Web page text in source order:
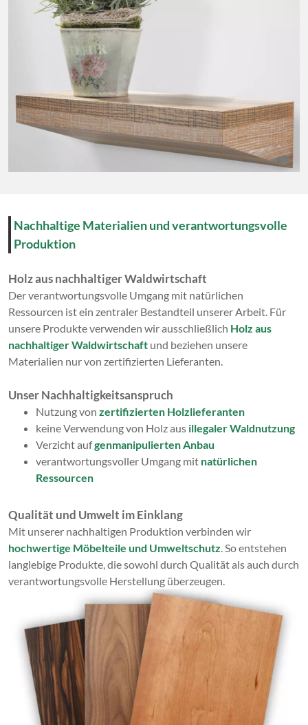
Nachhaltige Materialien und verantwortungsvolle
Produktion
Holz aus nachhaltiger Waldwirtschaft
Der verantwortungsvolle Umgang mit natürlichen
Ressourcen ist ein zentraler Bestandteil unserer Arbeit. Für
unsere Produkte verwenden wir ausschließlich Holz aus
nachhaltiger Waldwirtschaft und beziehen unsere
Materialien nur von zertifizierten Lieferanten.
Unser Nachhaltigkeitsanspruch
Nutzung von zertifizierten Holzlieferanten
keine Verwendung von Holz aus illegaler Waldnutzung
Verzicht aufgenmanipulierten Anbau
verantwortungsvoller Umgang mit natürlichen
Ressourcen
Qualität und Umwelt im Einklang
Mit unserer nachhaltigen Produktion verbinden wir
hochwertige Möbelteile und Umweltschutz . So entstehen
langlebige Produkte, die sowohl durch Qualität als auch durch
verantwortungsvolle Herstellung überzeugen.